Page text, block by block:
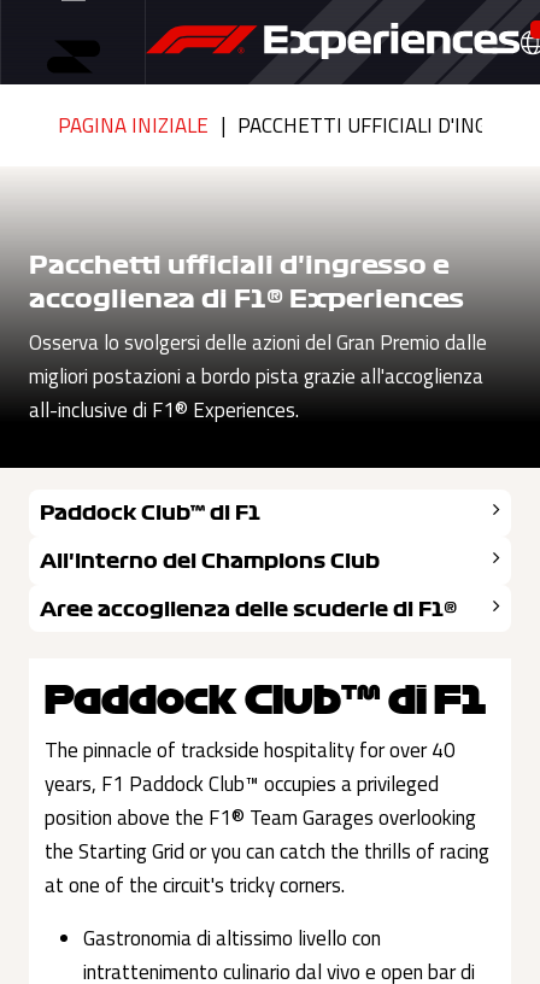
PAGINA INIZIALE PACCHETTI UFFICIALI
Pacchetti ufficiali d'ingresso e
accoglienza di F1® Experiences
Osserva lo svolgersi delle azioni del Gran Premio dalle
migliori postazioni a bordo pista grazie all'accoglienza
all-inclusive di F1® Experiences.
Paddock Club™ di F1
All'interno del Champions Club
Aree accoglienza delle scuderie di F1®
Paddock Club™ di F1
The pinnacle of trackside hospitality for over 40
years, F1 Paddock Club™ occupies a privileged
position above the F1® Team Garages overlooking
the Starting Grid or you can catch the thrills of racing
at one of the circuit's tricky corners.
Gastronomia di altissimo livello con
intrattenimento culinario dal vivo e open bar di